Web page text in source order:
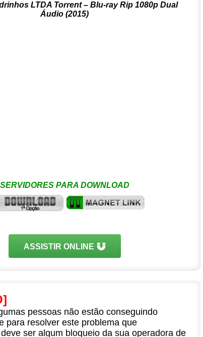
LTDA Torrent – Blu-ray Rip 1080p Dual
Áudio (2015)
SERVIDORES PARA DOWNLOAD
ASSISTIR ONLINE
pessoas não estão conseguindo
para resolver este problema que
ser algum bloqueio da sua operadora de